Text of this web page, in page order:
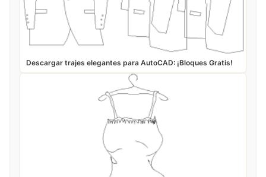
Descargar trajes elegantes para AutoCAD: ¡Bloques Gratis!